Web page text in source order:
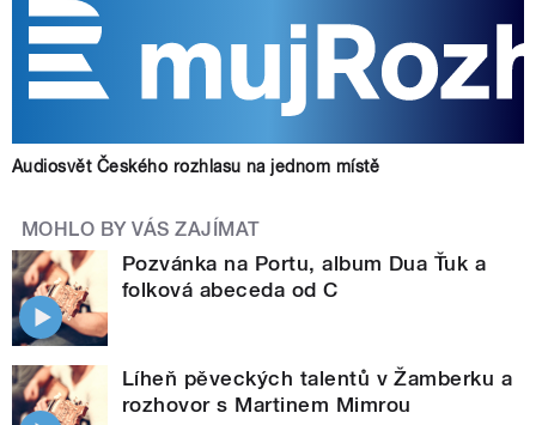
Audiosvět Českého rozhlasu na jednom místě
MOHLO BY VÁS ZAJÍMAT
Pozvánka na Portu, album Dua Ťuk a
folková abeceda od C
Líheň pěveckých talentů v Žamberku a
rozhovor s Martinem Mimrou